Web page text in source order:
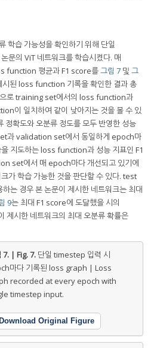
학습 가능성을 확인하기 위해 단일
문의 ViT 네트워크를 학습시켰다. 매
function 평균과 F1 score를그림 7 및 그
시된 loss function 기록을 확인한 결과 총
으로 training set에서의 loss function과
이 일치하여 같이 낮아지는 것을 볼 수 있
정확도와 오분류 정도를 모두 반영한 성능
과 validation set에서 동일하게 epoch마
지도하는 loss function과 성능 지표인 F1
set에서 매 epoch마다 개선되고 있기에
가 학습 가능한 것을 판단할 수 있다. test
는 경우 본 논문이 제시한 네트워크는 최대
9는 최대 F1 score에 도달했을 시의
시한 네트워크의 최대 오분류 확률은
7. | Fig. 7. 단일 timestep 입력 시
마다 기록된 loss graph | Loss
recorded at every epoch with
timestep input.
Download Original Figure